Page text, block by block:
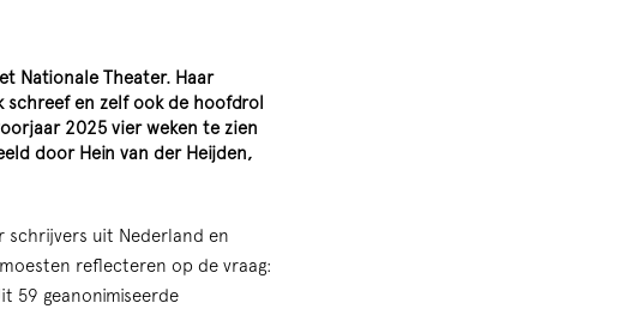
Nationale Theater. Haar
schreef en zelf ook de hoofdrol
2025 vier weken te zien
door Hein van der Heijden,
schrijvers uit Nederland en
reflecteren op de vraag:
59 geanonimiseerde